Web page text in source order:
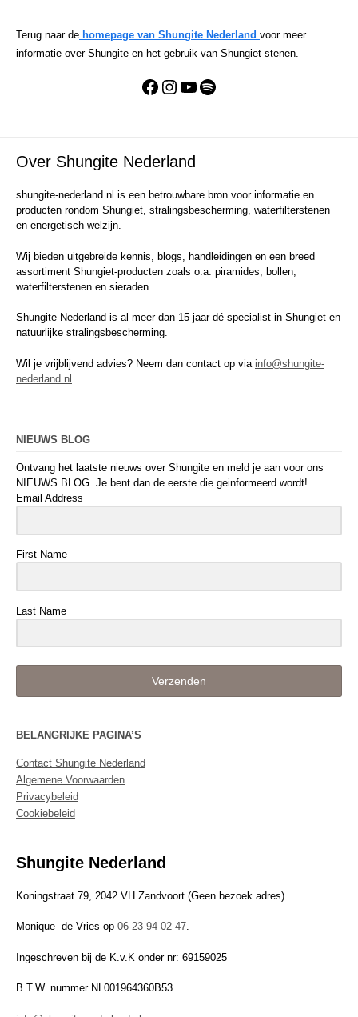
Terug naar de homepage van Shungite Nederland voor meer
informatie over Shungite en het gebruik van Shungiet stenen.
Facebook Instagram YouTube Spotify
Over Shungite Nederland
shungite-nederland.nl is een betrouwbare bron voor informatie en
producten rondom Shungiet, stralingsbescherming, waterfilterstenen
en energetisch welzijn.
Wij bieden uitgebreide kennis, blogs, handleidingen en een breed
assortiment Shungiet-producten zoals o.a. piramides, bollen,
waterfilterstenen en sieraden.
Shungite Nederland is al meer dan 15 jaar dé specialist in Shungiet en
natuurlijke stralingsbescherming.
Wil je vrijblijvend advies? Neem dan contact op via info@shungite-
nederland.nl
NIEUWS BLOG
Ontvang het laatste nieuws over Shungite en meld je aan voor ons
NIEUWS BLOG. Je bent dan de eerste die geinformeerd wordt!
Email Address
First Name
Last Name
Verzenden
BELANGRIJKE PAGINA’S
Contact Shungite Nederland
Algemene Voorwaarden
Privacybeleid
Cookiebeleid
Shungite Nederland
Koningstraat 79, 2042 VH Zandvoort (Geen bezoek adres)
Monique de Vries op 06-23 94 02 47.
Ingeschreven bij de K.v.K onder nr: 69159025
B.T.W. nummer NL001964360B53